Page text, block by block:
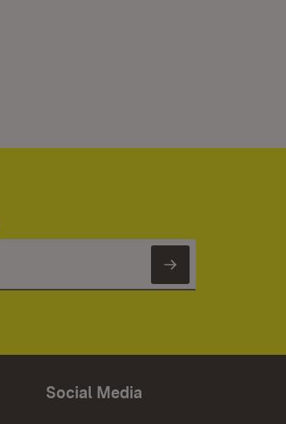
Newsletter
Social Media